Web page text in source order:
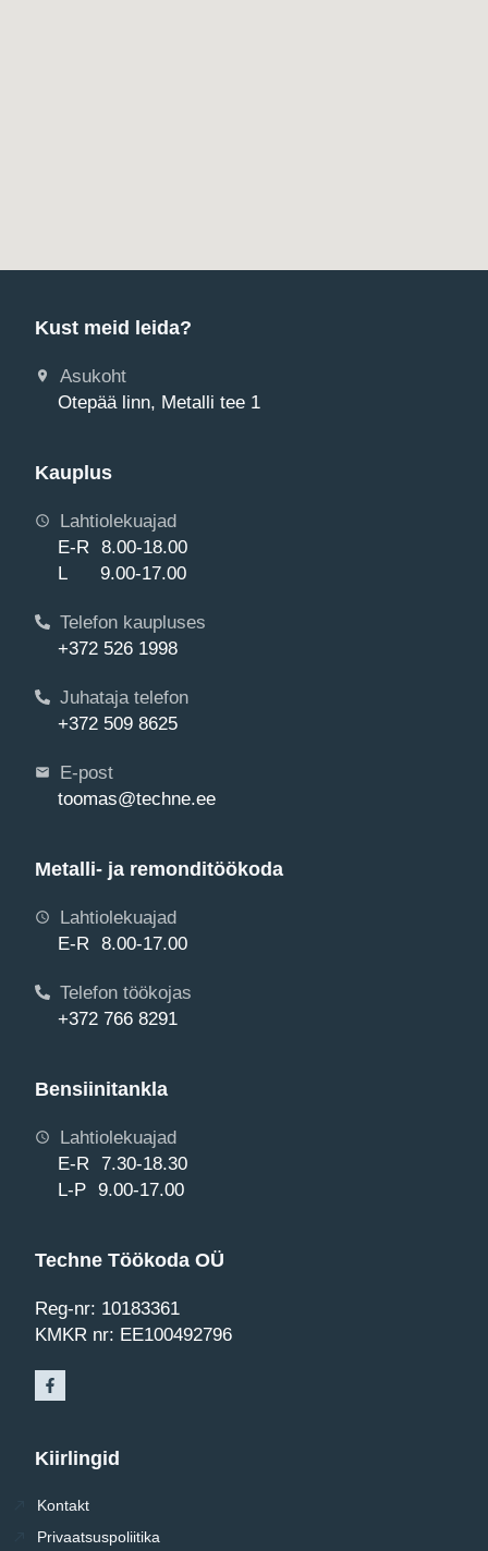
Kust meid leida?
Asukoht
Otepää linn, Metalli tee 1
Kauplus
Lahtiolekuajad
E-R 8.00-18.00
L 9.00-17.00
Telefon kaupluses
+372 526 1998
Juhataja telefon
+372 509 8625
E-post
toomas@techne.ee
Metalli- ja remonditöökoda
Lahtiolekuajad
E-R 8.00-17.00
Telefon töökojas
+372 766 8291
Bensiinitankla
Lahtiolekuajad
E-R 7.30-18.30
L-P 9.00-17.00
Techne Töökoda OÜ
Reg-nr: 10183361
KMKR nr: EE100492796
Kiirlingid
Kontakt
Privaatsuspoliitika